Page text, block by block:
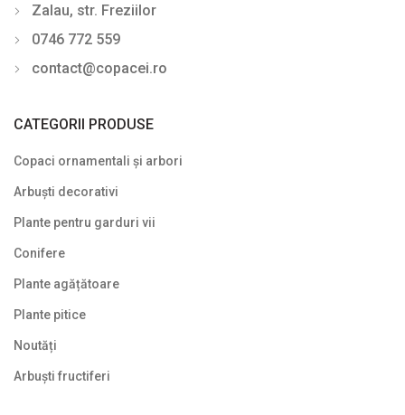
Zalau, str. Freziilor
0746 772 559
contact@copacei.ro
CATEGORII PRODUSE
Copaci ornamentali și arbori
Arbuști decorativi
Plante pentru garduri vii
Conifere
Plante agățătoare
Plante pitice
Noutăți
Arbuști fructiferi